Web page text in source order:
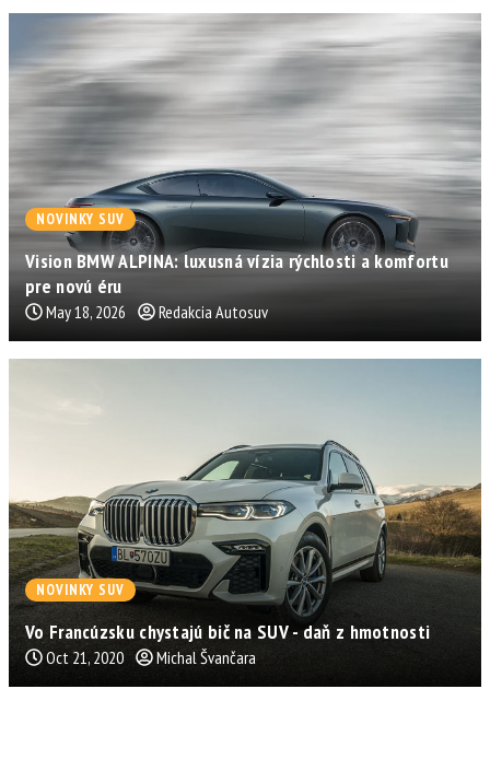
NOVINKY SUV
Vision BMW ALPINA: luxusná vízia rýchlosti a komfortu
pre novú éru
May 18, 2026 Redakcia Autosuv
NOVINKY SUV
Vo Francúzsku chystajú bič na SUV - daň z hmotnosti
Oct 21, 2020 Michal Švančara